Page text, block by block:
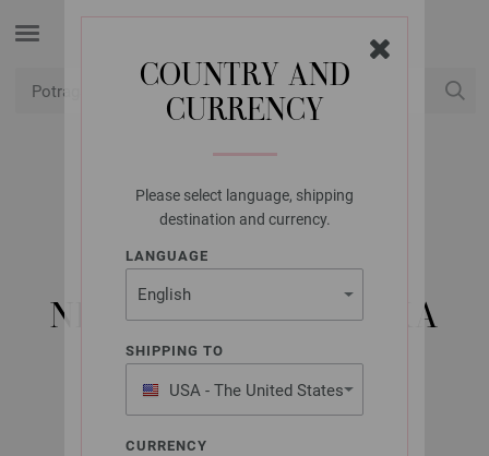
COUNTRY AND
CURRENCY
Please select language, shipping
destination and currency.
LANGUAGE
SHIPPING TO
USA - The United States
of America
CURRENCY
LANA GROSSA
KRUŽNA IGLA ZA
PLETENJE OD
NEHRĐAJUĆEG ČELIKA
VELIČINE 6,5/80CM